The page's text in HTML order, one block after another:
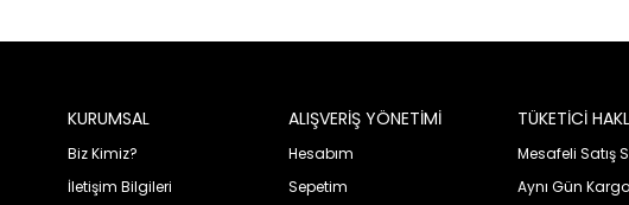
KURUMSAL
Biz Kimiz?
İletişim Bilgileri
ALIŞVERİŞ YÖNETİMİ
Hesabım
Sepetim
TÜKETİCİ
Mesafeli Satış
Aynı Gün Kargo